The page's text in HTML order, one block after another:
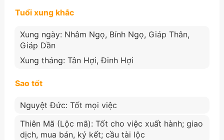
Tuổi xung khắc
Xung ngày: Nhâm Ngọ, Bính Ngọ, Giáp Thân,
Giáp Dần
Xung tháng: Tân Hợi, Đinh Hợi
Sao tốt
Nguyệt Đức: Tốt mọi việc
Thiên Mã (Lộc mã): Tốt cho việc xuất hành; giao
dịch, mua bán, ký kết; cầu tài lộc